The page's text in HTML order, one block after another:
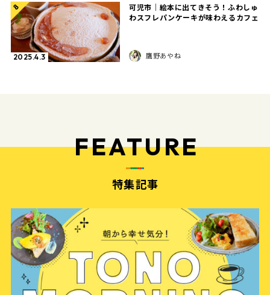
8
2025.4.3
可児市｜絵本に出てきそう！ふわしゅ
わスフレパンケーキが味わえるカフェ
鷹野あやね
FEATURE
特集記事